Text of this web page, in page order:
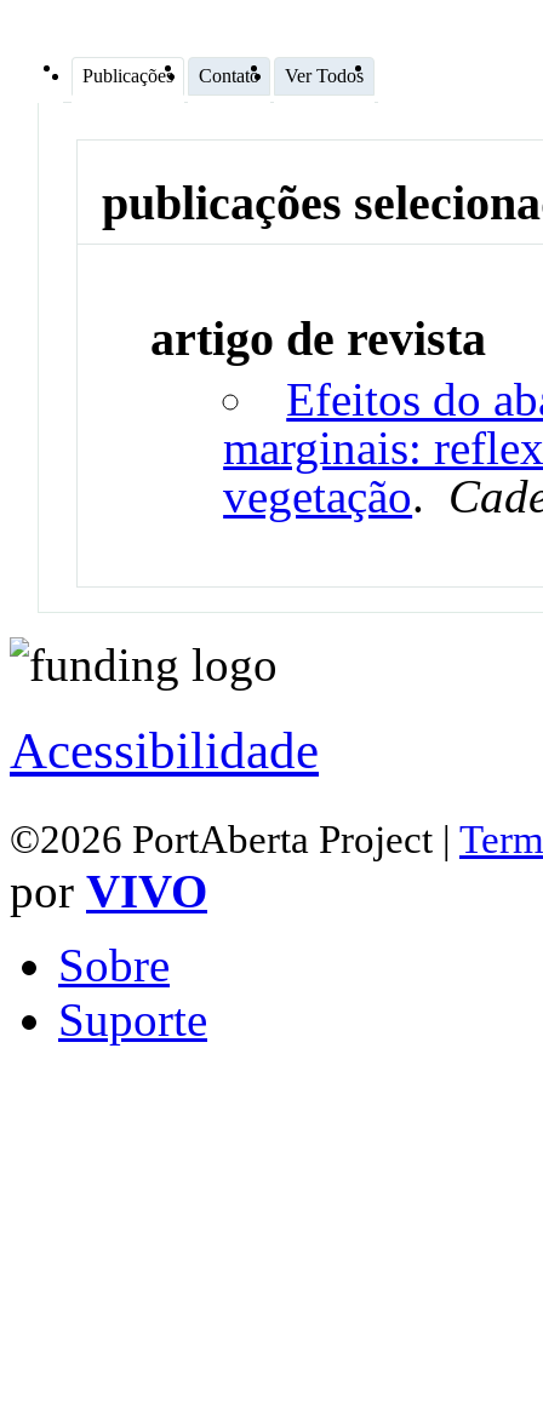
Publicações Contato Ver Todos
publicações
artigo de revista
Efeitos do
marginais:
vegetação.
Acessibilidade
©2026 PortAberta Project |
por VIVO
Sobre
Suporte